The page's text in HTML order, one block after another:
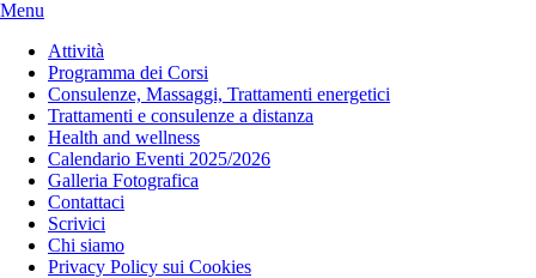
Menu
Attività
Programma dei Corsi
Consulenze, Massaggi, Trattamenti energetici
Trattamenti e consulenze a distanza
Health and wellness
Calendario Eventi 2025/2026
Galleria Fotografica
Contattaci
Scrivici
Chi siamo
Privacy Policy sui Cookies